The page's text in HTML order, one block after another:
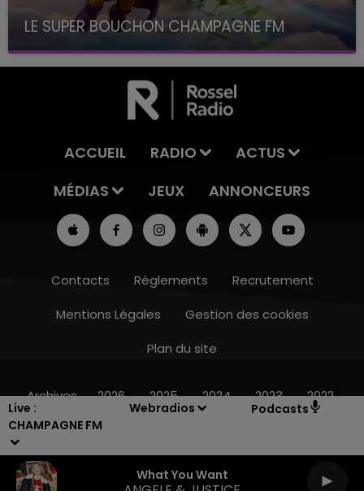
Live :
CHAMPAGNE FM
Webradios Podcasts
What You Want
16h00 - 20h00
LE SUPER BOUCHON CHAMPAGNE FM
avec La Famille Champagne FM, à 8H10
ACCUEIL RADIO
ACTUS
MÉDIAS
JEUX ANNONCEURS
Contacts Règlements
Recrutement
Mentions Légales
Gestion des cookies
Plan du site
Archives 2026 2025 2024 2023 2022